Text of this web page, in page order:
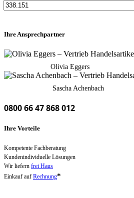
Ihre Ansprechpartner
Olivia Eggers
Sascha Achenbach
0800 66 47 868 012
Ihre Vorteile
Kompetente Fachberatung
Kundenindividuelle Lösungen
Wir liefern frei Haus
Einkauf auf Rechnung*